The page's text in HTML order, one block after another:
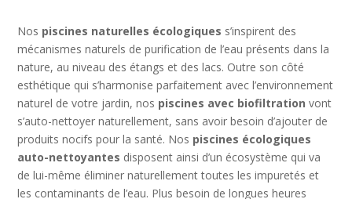
Nos piscines naturelles écologiques s’inspirent des
mécanismes naturels de purification de l’eau présents dans la
nature, au niveau des étangs et des lacs. Outre son côté
esthétique qui s’harmonise parfaitement avec l’environnement
naturel de votre jardin, nos piscines avec biofiltrationvont
s’auto-nettoyer naturellement, sans avoir besoin d’ajouter de
produits nocifs pour la santé. Nos piscines écologiques
auto-nettoyantes disposent ainsi d’un écosystème qui va
de lui-même éliminer naturellement toutes les impuretés et
les contaminants de l’eau. Plus besoin de longues heures